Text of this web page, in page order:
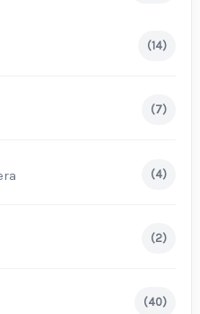
(14)
(7)
(4)
(2)
(40)